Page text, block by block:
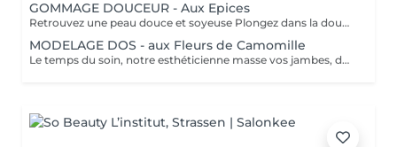
GOMMAGE DOUCEUR - Aux Epices
Retrouvez une peau douce et soyeuse Plongez dans la douceur tropicale dIndonésie à travers les notes épicées des huiles essentielles de Girofle et de Muscade. Ce gommage aux effluves chauds et naturels vous transporte tout en exfoliant délicatement votre peau : elle est douce, lumineuse et satinée.
MODELAGE DOS - aux Fleurs de Camomille
Le temps du soin, notre esthéticienne masse vos jambes, des orteils à la taille dans un mouvement tonique qui active la microcirculation et leurs procure un confort sans précédent. Bénéfices : Vos jambes retrouvent fraicheur et légèreté.